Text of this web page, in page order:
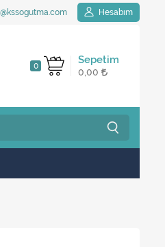
Hesabım
Sepetim
0
0,00